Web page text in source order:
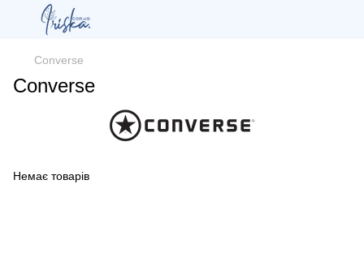
Converse
Converse
Немає товарів